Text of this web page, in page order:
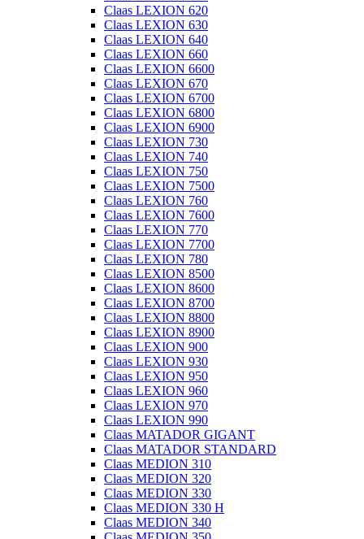
Claas LEXION 620
Claas LEXION 630
Claas LEXION 640
Claas LEXION 660
Claas LEXION 6600
Claas LEXION 670
Claas LEXION 6700
Claas LEXION 6800
Claas LEXION 6900
Claas LEXION 730
Claas LEXION 740
Claas LEXION 750
Claas LEXION 7500
Claas LEXION 760
Claas LEXION 7600
Claas LEXION 770
Claas LEXION 7700
Claas LEXION 780
Claas LEXION 8500
Claas LEXION 8600
Claas LEXION 8700
Claas LEXION 8800
Claas LEXION 8900
Claas LEXION 900
Claas LEXION 930
Claas LEXION 950
Claas LEXION 960
Claas LEXION 970
Claas LEXION 990
Claas MATADOR GIGANT
Claas MATADOR STANDARD
Claas MEDION 310
Claas MEDION 320
Claas MEDION 330
Claas MEDION 330 H
Claas MEDION 340